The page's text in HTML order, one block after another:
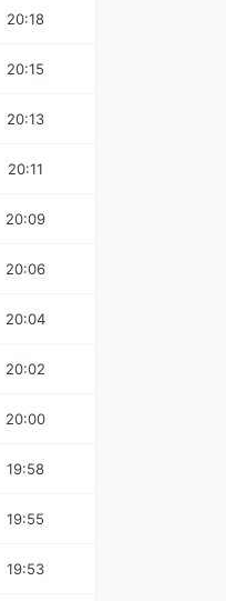
20:18
20:15
20:13
20:11
20:09
20:06
20:04
20:02
20:00
19:58
19:55
19:53